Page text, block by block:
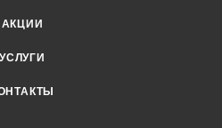
АКЦИИ
УСЛУГИ